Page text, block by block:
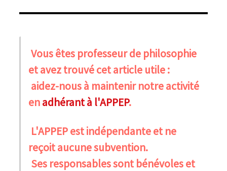
Vous êtes professeur de philosophie
et avez trouvé cet article utile :
aidez-nous à maintenir notre activité
enadhérant à l'APPEP.
L'APPEP est indépendante et ne
reçoit aucune subvention.
Ses responsables sont bénévoles et